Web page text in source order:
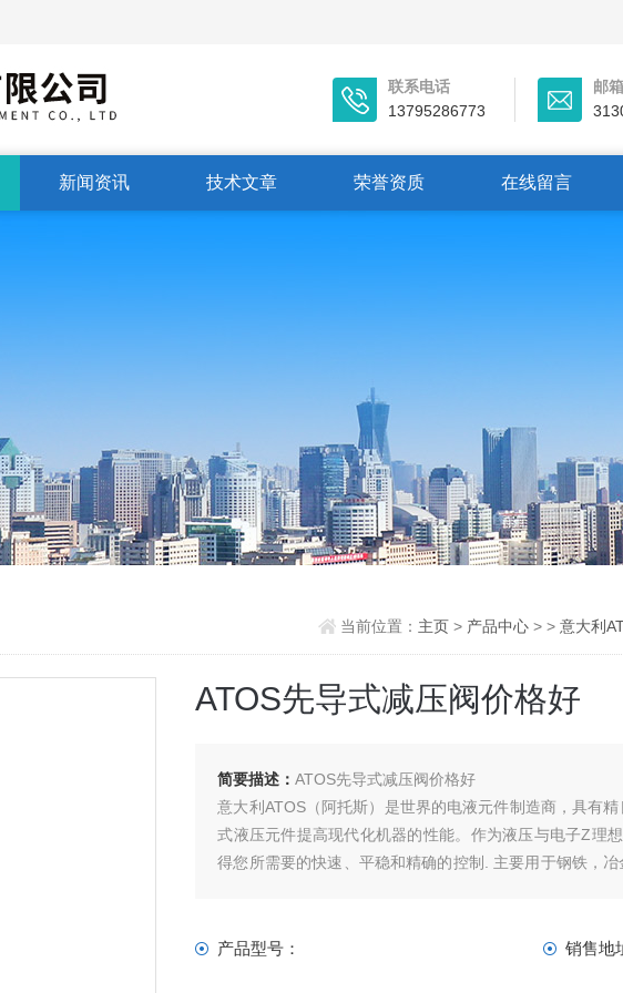
联系电话
13795286773
邮
新闻资讯 技术文章 荣誉资质 在线留言
当前位置： 主页 > 产品中心> > 意大利
ATOS先导式减压阀价格好
简要描述：ATOS先导式减压阀价格好
意大利ATOS（阿托斯）是世界的电液元件制造商，具有
式液压元件提高现代化机器的性能。作为液压与电子Z理
得您所需要的快速、平稳和精确的控制. 主要用于钢铁，
产品型号： 销售地